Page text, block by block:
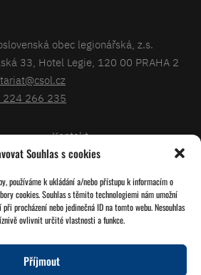
Souhlas s cookies
používáme k ukládání a/nebo přístupu k informacím o
cookies. Souhlas s těmito technologiemi nám umožní
procházení nebo jedinečná ID na tomto webu. Nesouhlas
ovlivnit určité vlastnosti a funkce.
Příjmout
obec legionářská, z.s.
33, Hotel Legie, 120 00 PRAHA 2
224 266 235
Kontakt
Databáze legionářů
Pro členy
Zásady cookies